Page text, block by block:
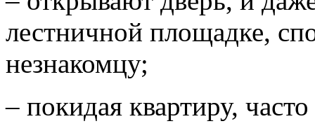
лестничной площадке,
незнакомцу;
– покидая квартиру,